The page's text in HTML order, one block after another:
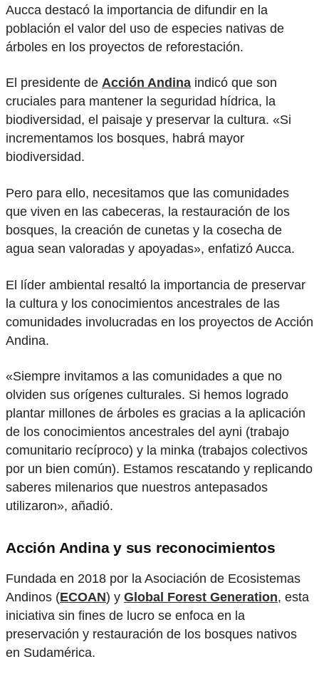
Aucca destacó la importancia de difundir en la
población el valor del uso de especies nativas de
árboles en los proyectos de reforestación.
El presidente de Acción Andina indicó que son
cruciales para mantener la seguridad hídrica, la
biodiversidad, el paisaje y preservar la cultura. «Si
incrementamos los bosques, habrá mayor
biodiversidad.
Pero para ello, necesitamos que las comunidades
que viven en las cabeceras, la restauración de los
bosques, la creación de cunetas y la cosecha de
agua sean valoradas y apoyadas», enfatizó Aucca.
El líder ambiental resaltó la importancia de preservar
la cultura y los conocimientos ancestrales de las
comunidades involucradas en los proyectos de Acción
Andina.
«Siempre invitamos a las comunidades a que no
olviden sus orígenes culturales. Si hemos logrado
plantar millones de árboles es gracias a la aplicación
de los conocimientos ancestrales del ayni (trabajo
comunitario recíproco) y la minka (trabajos colectivos
por un bien común). Estamos rescatando y replicando
saberes milenarios que nuestros antepasados
utilizaron», añadió.
Acción Andina y sus reconocimientos
Fundada en 2018 por la Asociación de Ecosistemas
Andinos (ECOAN) y Global Forest Generation, esta
iniciativa sin fines de lucro se enfoca en la
preservación y restauración de los bosques nativos
en Sudamérica.